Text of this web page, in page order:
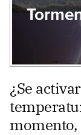
¿Se
momento,